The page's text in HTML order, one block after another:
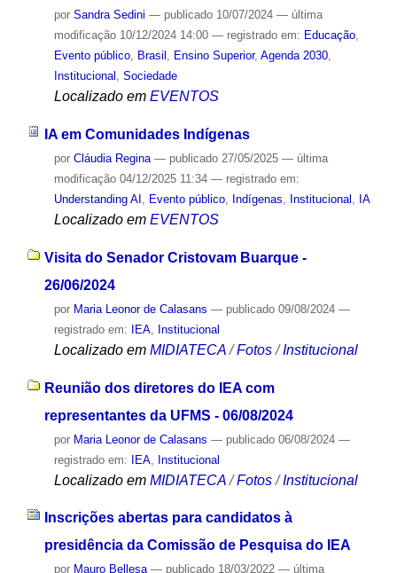
por Sandra Sedini — publicado10/07/2024 — última
modificação10/12/2024 14:00 — registrado em: Educação,
Evento público, Brasil , Ensino Superior, Agenda 2030,
Institucional , Sociedade
Localizado em EVENTOS
IA em Comunidades Indígenas
por Cláudia Regina — publicado27/05/2025 — última
modificação04/12/2025 11:34 — registrado em:
Understanding AI , Evento público, Indígenas, Institucional , IA
Localizado em EVENTOS
Visita do Senador Cristovam Buarque -
26/06/2024
por Maria Leonor de Calasans — publicado09/08/2024 —
registrado em:
IEA, Institucional
Localizado em MIDIATECA /Fotos /Institucional
Reunião dos diretores do IEA com
representantes da UFMS - 06/08/2024
por Maria Leonor de Calasans — publicado06/08/2024 —
registrado em: IEA, Institucional
Localizado em MIDIATECA /Fotos /Institucional
Inscrições abertas para candidatos à
presidência da Comissão de Pesquisa do IEA
por Mauro Bellesa — publicado18/03/2022 — última